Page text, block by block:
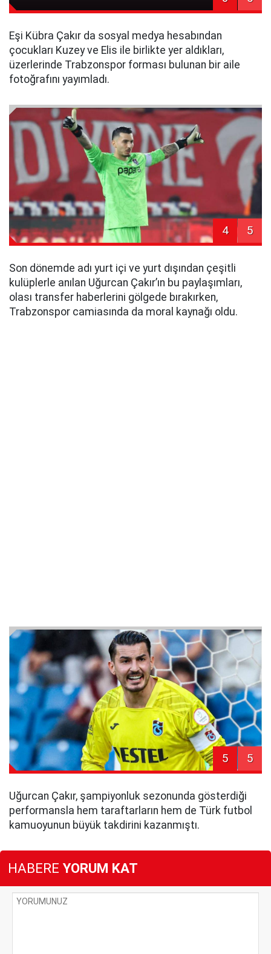
Eşi Kübra Çakır da sosyal medya hesabından
çocukları Kuzey ve Elis ile birlikte yer aldıkları,
üzerlerinde Trabzonspor forması bulunan bir aile
fotoğrafını yayımladı.
4 5
Son dönemde adı yurt içi ve yurt dışından çeşitli
kulüplerle anılan Uğurcan Çakır’ın bu paylaşımları,
olası transfer haberlerini gölgede bırakırken,
Trabzonspor camiasında da moral kaynağı oldu.
5 5
Uğurcan Çakır, şampiyonluk sezonunda gösterdiği
performansla hem taraftarların hem de Türk futbol
kamuoyunun büyük takdirini kazanmıştı.
HABERE YORUM KAT